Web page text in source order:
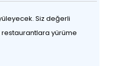
Siz değerli
restaurantlara yürüme